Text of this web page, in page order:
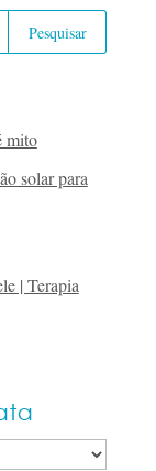
mito
solar para
| Terapia